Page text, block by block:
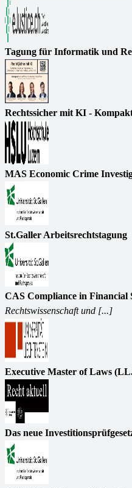
Tagung für Informatik und
Rechtssicher mit KI -
MAS Economic Crime
St.Galler Arbeitsrechtstagung
CAS Compliance in Financial
Rechtswissenschaft und [...]
Executive Master of Laws
Das neue